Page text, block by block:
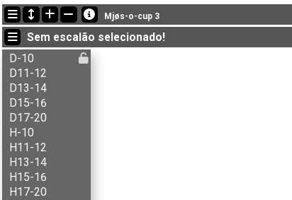
Últimas atualizações
19:37:03: Håkon D-Hofseth (C-åpen) got new status: dns
19:33:58: Synne Eriksfallet (D13-14
19:32:46: Ivan C. N-Djuve (H15-16) terminou com o tempo de
Mjøs-o-cup 3
Sem escalão selecionado!
D-10
D11-12
D13-14
D15-16
D17-20
H-10
H11-12
H13-14
H15-16
H17-20